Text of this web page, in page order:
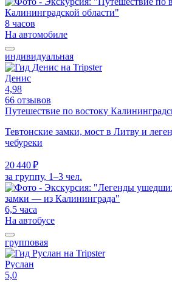
8 часов
На автомобиле
индивидуальная
Денис
4,98
66 отзывов
Путешествие по востоку
Тевтонские замки, мост в Литву и
чебуреки
20 440 ₽
за группу, 1–3 чел.
6,5 часа
На автобусе
групповая
Руслан
5,0